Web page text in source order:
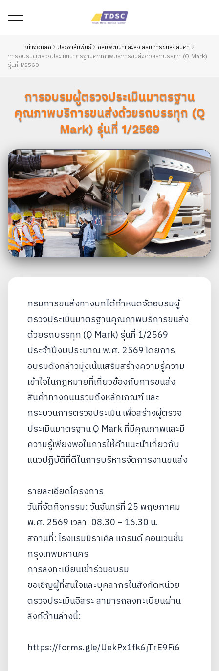
หน้าจอหลัก ประชาสัมพันธ์
กลุ่มพัฒนาและส่งเสริมการขนส่งสินค้า
การอบรมผู้ตรวจประเมินมาตรฐานคุณภาพบริการขนส่งด้วยรถบรรทุก (Q Mark)
รุ่นที่ 1/2569
การอบรมผู้ตรวจประเมินมาตรฐาน
คุณภาพบริการขนส่งด้วยรถบรรทุก (Q
Mark) รุ่นที่ 1/2569
กรมการขนส่งทางบกได้กำหนดจัดอบรมผู้
ตรวจประเมินมาตรฐานคุณภาพบริการขนส่ง
ด้วยรถบรรทุก (Q Mark) รุ่นที่ 1/2569
ประจำปีงบประมาณ พ.ศ. 2569 โดยการ
อบรมดังกล่าวมุ่งเน้นเสริมสร้างความรู้ความ
เข้าใจในกฎหมายที่เกี่ยวข้องกับการขนส่ง
สินค้าทางถนนรวมถึงหลักเกณฑ์ และ
กระบวนการตรวจประเมิน เพื่อสร้างผู้ตรวจ
ประเมินมาตรฐาน Q Mark ที่มีคุณภาพและมี
ความรู้เพียงพอในการให้คำแนะนำเกี่ยวกับ
แนวปฏิบัติที่ดีในการบริหารจัดการงานขนส่ง
รายละเอียดโครงการ
วันที่จัดกิจกรรม: วันจันทร์ที่ 25 พฤษภาคม
พ.ศ. 2569 เวลา: 08.30 – 16.30 น.
สถานที่: โรงแรมมิราเคิล แกรนด์ คอนเวนชั่น
กรุงเทพมหานคร
การลงทะเบียนเข้าร่วมอบรม
ขอเชิญผู้ที่สนใจและบุคลากรในสังกัดหน่วย
ตรวจประเมินอิสระ สามารถลงทะเบียนผ่าน
ลิงก์ด้านล่างนี้:
https://forms.gle/UekPx1fk6jTrE9Fi6